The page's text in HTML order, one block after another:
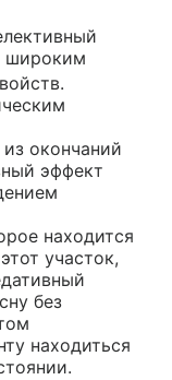
широким
окончаний
эффект
находится
участок,
без
находиться